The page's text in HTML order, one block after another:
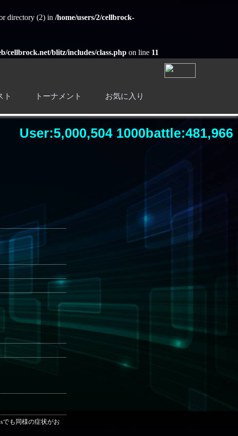
directory (2) in /home/users/2/cellbrock-
cellbrock.net/blitz/includes/class.php on line 11
ト トーナメント お気に入り
User:5,000,504 1000battle:481,966
でも同様の症状がお